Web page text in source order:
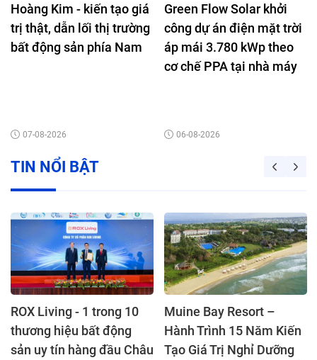
Hoàng Kim - kiến tạo giá
trị thật, dẫn lối thị trường
bất động sản phía Nam
07-08-2026
Green Flow Solar khởi
công dự án điện mặt trời
áp mái 3.780 kWp theo
cơ chế PPA tại nhà máy
06-08-2026
TIN NỔI BẬT
ROX Living - 1 trong 10
thương hiệu bất động
sản uy tín hàng đầu Châu
Muine Bay Resort –
Hành Trình 15 Năm Kiến
Tạo Giá Trị Nghỉ Dưỡng